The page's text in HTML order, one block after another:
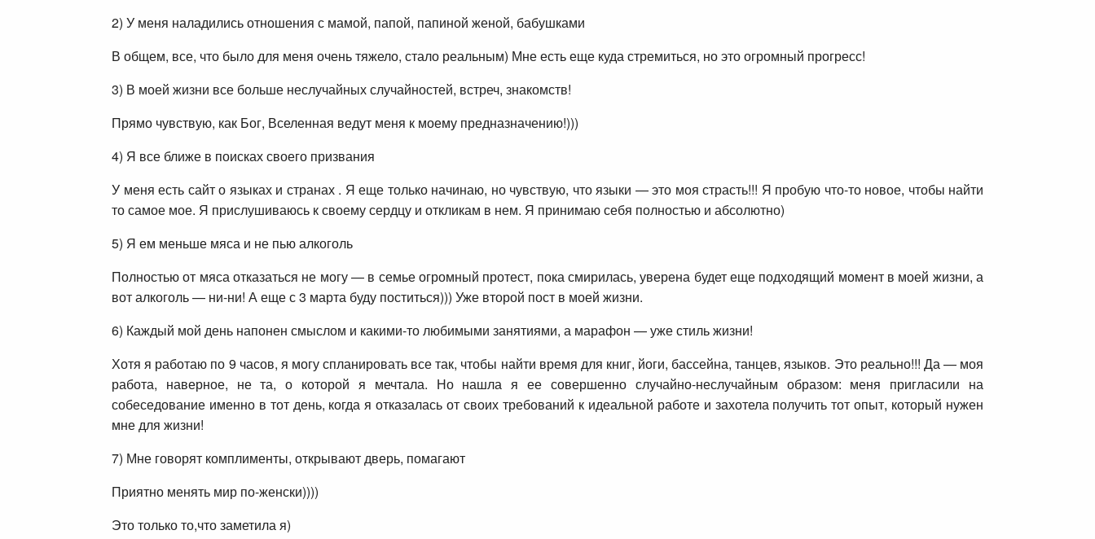
2) У меня наладились отношения с мамой, папой, папиной женой, бабушками
В общем, все, что было для меня очень тяжело, стало реальным) Мне есть еще куда стремиться, но это огромный прогресс!
3) В моей жизни все больше неслучайных случайностей, встреч, знакомств!
Прямо чувствую, как Бог, Вселенная ведут меня к моему предназначению!)))
4) Я все ближе в поисках своего призвания
У меня есть сайт о языках и странах . Я еще только начинаю, но чувствую, что языки — это моя страсть!!! Я пробую что-то новое, чтобы найти
то самое мое. Я прислушиваюсь к своему сердцу и откликам в нем. Я принимаю себя полностью и абсолютно)
5) Я ем меньше мяса и не пью алкоголь
Полностью от мяса отказаться не могу — в семье огромный протест, пока смирилась, уверена будет еще подходящий момент в моей жизни, а
вот алкоголь — ни-ни! А еще с 3 марта буду поститься))) Уже второй пост в моей жизни.
6) Каждый мой день напонен смыслом и какими-то любимыми занятиями, а марафон — уже стиль жизни!
Хотя я работаю по 9 часов, я могу спланировать все так, чтобы найти время для книг, йоги, бассейна, танцев, языков. Это реально!!! Да — моя
работа, наверное, не та, о которой я мечтала. Но нашла я ее совершенно случайно-неслучайным образом: меня пригласили на
собеседование именно в тот день, когда я отказалась от своих требований к идеальной работе и захотела получить тот опыт, который нужен
мне для жизни!
7) Мне говорят комплименты, открывают дверь, помагают
Приятно менять мир по-женски))))
Это только то,что заметила я)